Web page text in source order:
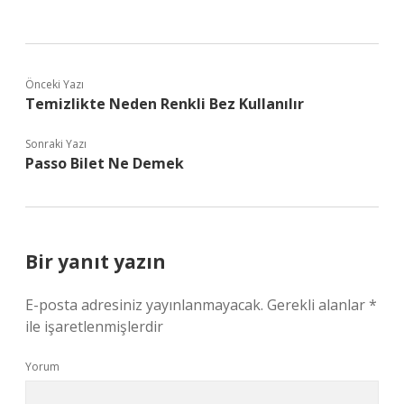
Önceki Yazı
Temizlikte Neden Renkli Bez Kullanılır
Sonraki Yazı
Passo Bilet Ne Demek
Bir yanıt yazın
E-posta adresiniz yayınlanmayacak. Gerekli alanlar*
ile işaretlenmişlerdir
Yorum